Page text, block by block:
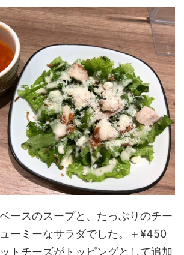
ースのスープと、たっぷりのチー
ーミーなサラダでした。＋¥450
トチーズがトッピングとして追加